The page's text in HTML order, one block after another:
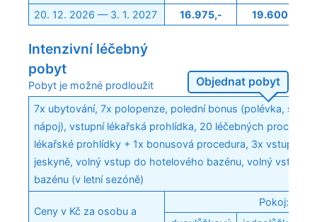
20. 12. 2026 — 3. 1. 2027 16.975,- 19.600,-
Intenzivní léčebný
pobyt
Pobyt je možné prodloužit Objednat pobyt
7x ubytování, 7x polopenze, polední bonus (polévka, salát,
nápoj), vstupní lékařská prohlídka, 20 léčebných procedur
lékařské prohlídky + 1x bonusová procedura, 3x vstup do
jeskyně, volný vstup do hotelového bazénu, volný vstup
bazénu (v letní sezóně)
Ceny v Kč za osobu a
Pokoj: